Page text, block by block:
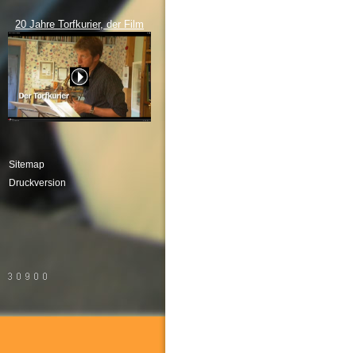
20 Jahre Torfkurier, der Film
Sitemap
Druckversion